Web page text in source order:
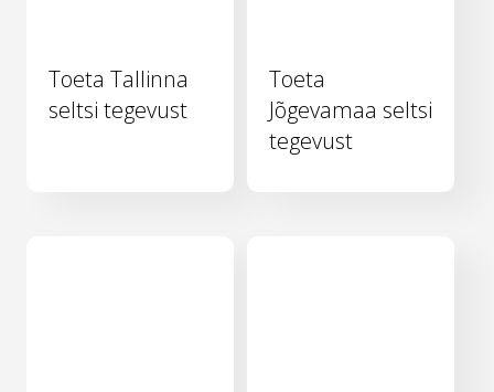
Toeta Tallinna
seltsi tegevust
Toeta
Jõgevamaa seltsi
tegevust